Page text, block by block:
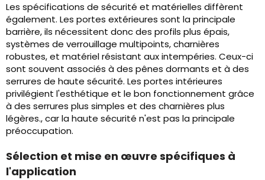
Les spécifications de sécurité et matérielles diffèrent
également. Les portes extérieures sont la principale
barrière, ils nécessitent donc des profils plus épais,
systèmes de verrouillage multipoints, charnières
robustes, et matériel résistant aux intempéries. Ceux-ci
sont souvent associés à des pênes dormants et à des
serrures de haute sécurité. Les portes intérieures
privilégient l'esthétique et le bon fonctionnement grâce
à des serrures plus simples et des charnières plus
légères., car la haute sécurité n'est pas la principale
préoccupation.
Sélection et mise en œuvre spécifiques à
l'application